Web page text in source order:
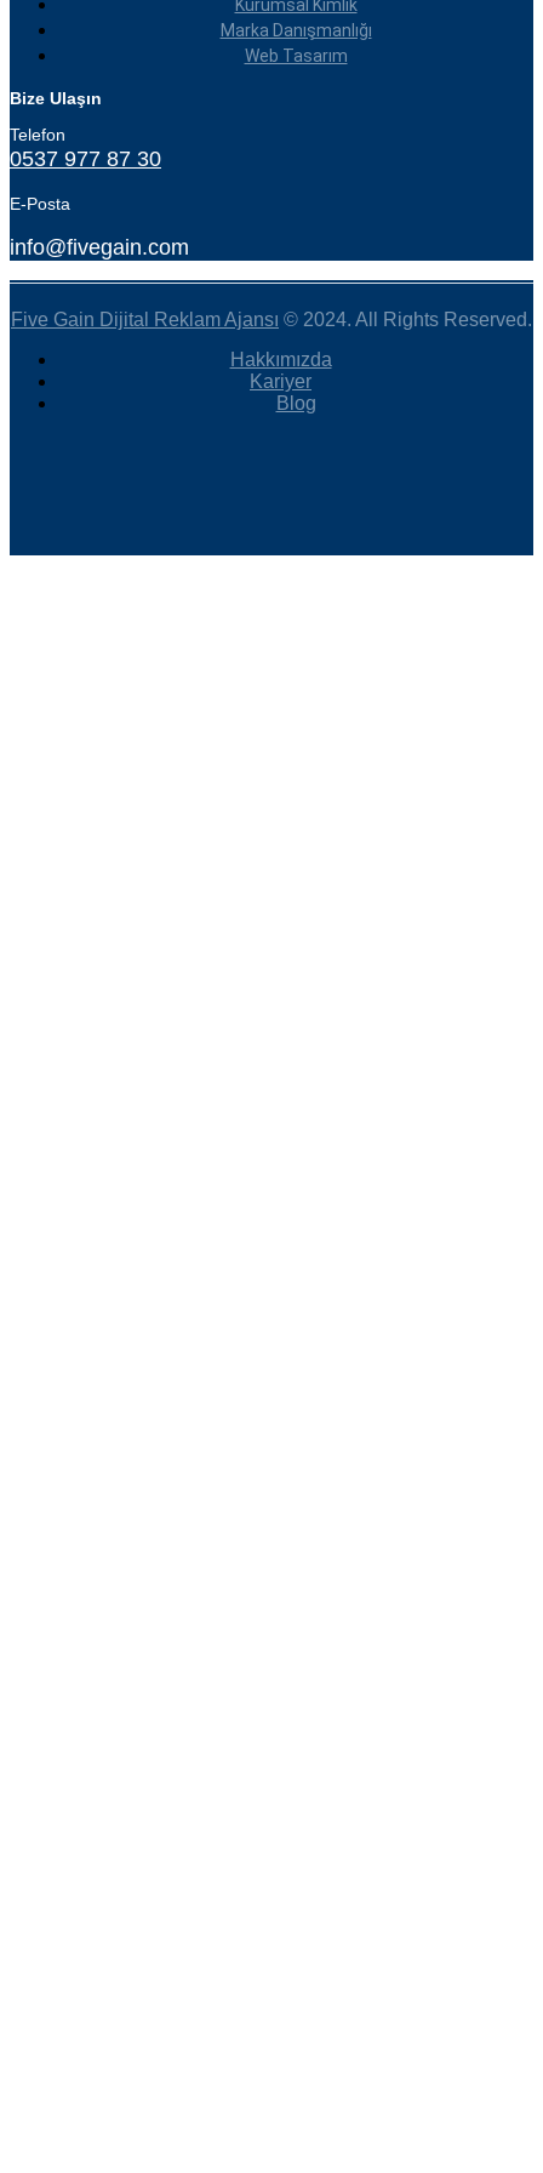
Kurumsal Kimlik
Marka Danışmanlığı
Web Tasarım
Bize Ulaşın
Telefon
0537 977 87 30
E-Posta
info@fivegain.com
Five Gain Dijital Reklam Ajansı © 2024. All Rights Reserved.
Hakkımızda
Kariyer
Blog